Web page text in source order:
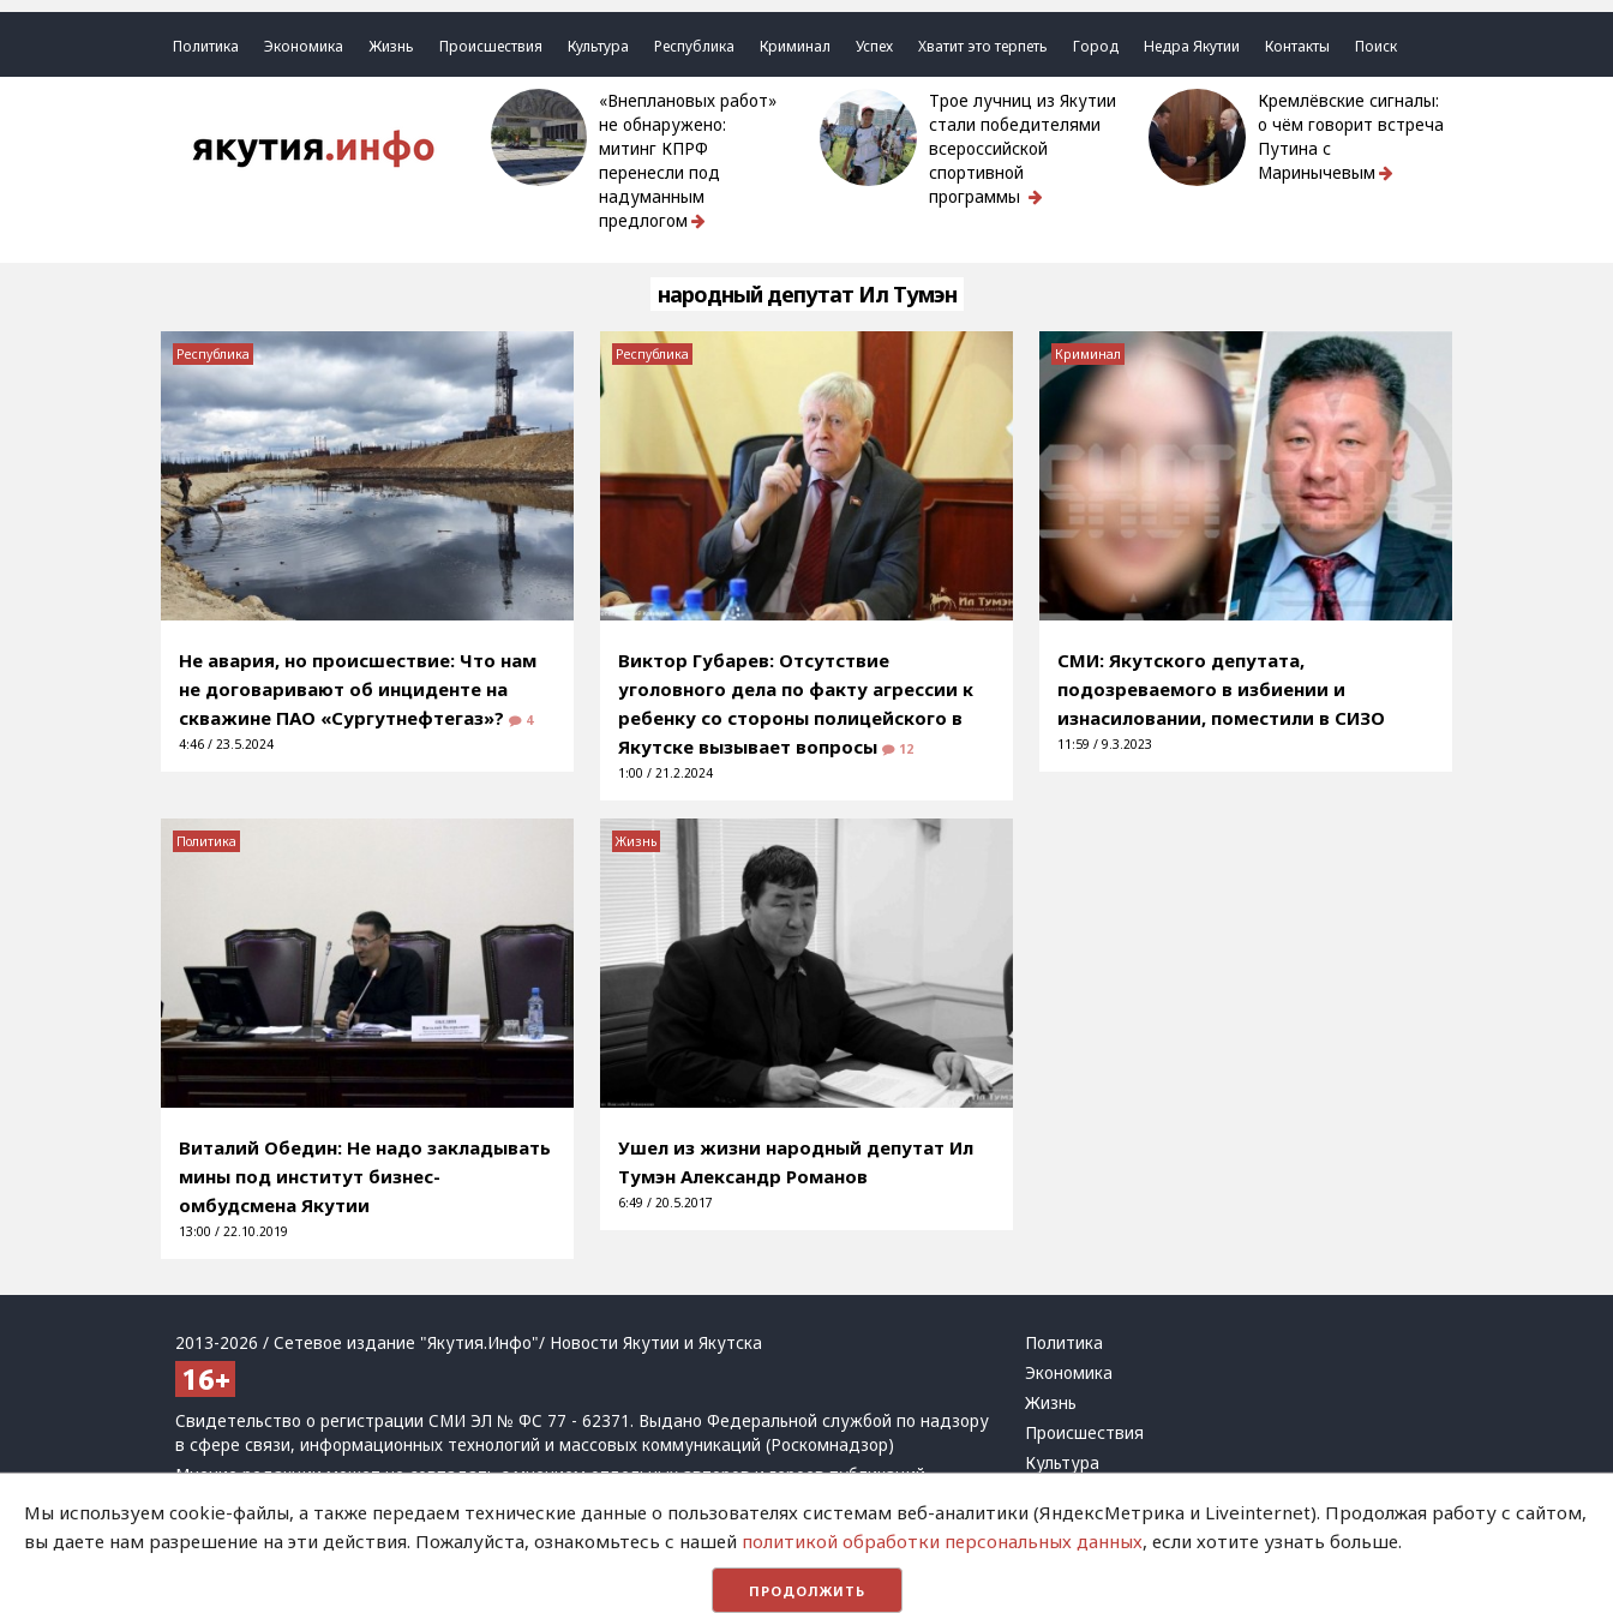
Политика Экономика Жизнь Происшествия Культура Республика Криминал Успех Хватит это терпеть Город Недра Якутии Контакты Поиск
«Внеплановых работ»
не обнаружено:
митинг КПРФ
перенесли под
надуманным
предлогом
Трое лучниц из Якутии
стали победителями
всероссийской
спортивной
программы
Кремлёвские сигналы:
о чём говорит встреча
Путина с
Маринычевым
народный депутат Ил Тумэн
Не авария, но происшествие: Что нам
не договаривают об инциденте на
скважине ПАО «Сургутнефтегаз»?
4
4:46 / 23.5.2024
Республика
Виктор Губарев: Отсутствие
уголовного дела по факту агрессии к
ребенку со стороны полицейского в
Якутске вызывает вопросы
12
1:00 / 21.2.2024
Республика
СМИ: Якутского депутата,
подозреваемого в избиении и
изнасиловании, поместили в СИЗО
11:59 / 9.3.2023
Криминал
Виталий Обедин: Не надо закладывать
мины под институт бизнес-
омбудсмена Якутии
13:00 / 22.10.2019
Политика
Ушел из жизни народный депутат Ил
Тумэн Александр Романов
6:49 / 20.5.2017
Жизнь
2013-2026 / Сетевое издание "Якутия.Инфо"/ Новости Якутии и Якутска
Свидетельство о регистрации СМИ ЭЛ № ФС 77 - 62371. Выдано Федеральной службой по надзору
в сфере связи, информационных технологий и массовых коммуникаций (Роскомнадзор)
Мнение редакции может не совпадать с мнением отдельных авторов и героев публикаций.
При использовании материалов обязательна активная ссылка на сайт.
Политика обработки персональных данных
запрещенных организаций
Политика
Экономика
Жизнь
Происшествия
Культура
Криминал
Успех
Мы используем cookie-файлы, а также передаем технические данные о пользователях системам веб-аналитики (ЯндексМетрика и Liveinternet). Продолжая работу с сайтом,
вы даете нам разрешение на эти действия. Пожалуйста, ознакомьтесь с нашей политикой обработки персональных данных, если хотите узнать больше.
ПРОДОЛЖИТЬ